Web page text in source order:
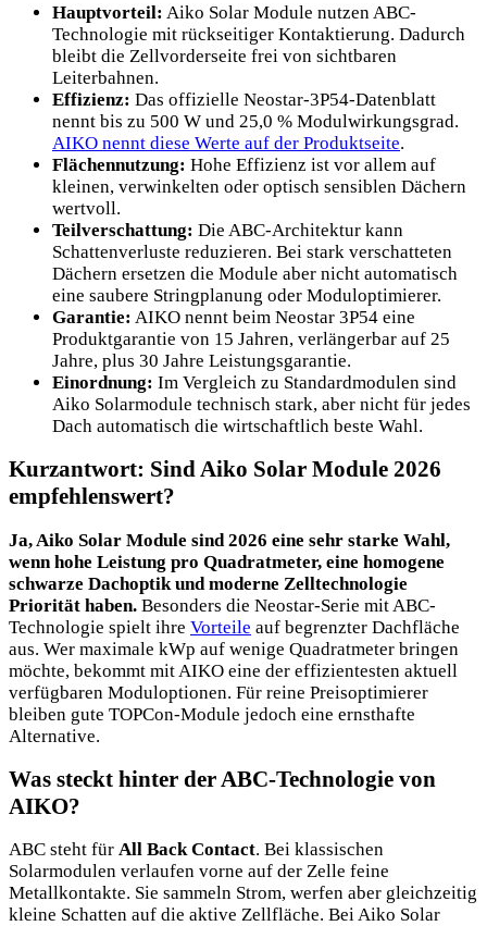
Hauptvorteil: Aiko Solar Module nutzen ABC-
Technologie mit rückseitiger Kontaktierung. Dadurch
bleibt die Zellvorderseite frei von sichtbaren
Leiterbahnen.
Effizienz: Das offizielle Neostar-3P54-Datenblatt
nennt bis zu 500 W und 25,0 % Modulwirkungsgrad.
AIKO nennt diese Werte auf der Produktseite.
Flächennutzung: Hohe Effizienz ist vor allem auf
kleinen, verwinkelten oder optisch sensiblen Dächern
wertvoll.
Teilverschattung: Die ABC-Architektur kann
Schattenverluste reduzieren. Bei stark verschatteten
Dächern ersetzen die Module aber nicht automatisch
eine saubere Stringplanung oder Moduloptimierer.
Garantie: AIKO nennt beim Neostar 3P54 eine
Produktgarantie von 15 Jahren, verlängerbar auf 25
Jahre, plus 30 Jahre Leistungsgarantie.
Einordnung: Im Vergleich zu Standardmodulen sind
Aiko Solarmodule technisch stark, aber nicht für jedes
Dach automatisch die wirtschaftlich beste Wahl.
Kurzantwort: Sind Aiko Solar Module 2026
empfehlenswert?
Ja, Aiko Solar Module sind 2026 eine sehr starke Wahl,
wenn hohe Leistung pro Quadratmeter, eine homogene
schwarze Dachoptik und moderne Zelltechnologie
Priorität haben. Besonders die Neostar-Serie mit ABC-
Technologie spielt ihre Vorteile auf begrenzter Dachfläche
aus. Wer maximale kWp auf wenige Quadratmeter bringen
möchte, bekommt mit AIKO eine der effizientesten aktuell
verfügbaren Moduloptionen. Für reine Preisoptimierer
bleiben gute TOPCon-Module jedoch eine ernsthafte
Alternative.
Was steckt hinter der ABC-Technologie von
AIKO?
ABC steht für All Back Contact. Bei klassischen
Solarmodulen verlaufen vorne auf der Zelle feine
Metallkontakte. Sie sammeln Strom, werfen aber gleichzeitig
kleine Schatten auf die aktive Zellfläche. Bei Aiko Solar